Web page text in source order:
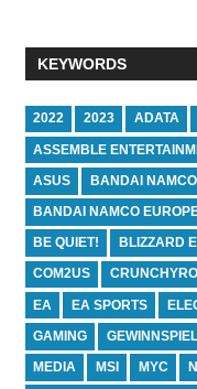
KEYWORDS
2022 2023 ADATA
ASSEMBLE
ASUS BANDAI
BANDAI NAMCO
BE QUIET! BLIZZARD
COM2US
EA EA SPORTS
GAMING GEWINNSPIEL
MEDIA MSI MYC